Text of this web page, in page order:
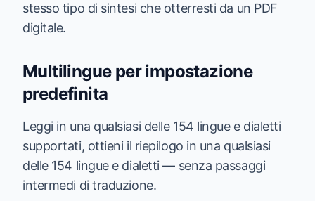
stesso tipo di sintesi che otterresti da un PDF
digitale.
Multilingue per impostazione
predefinita
Leggi in una qualsiasi delle 154 lingue e dialetti
supportati, ottieni il riepilogo in una qualsiasi
delle 154 lingue e dialetti — senza passaggi
intermedi di traduzione.